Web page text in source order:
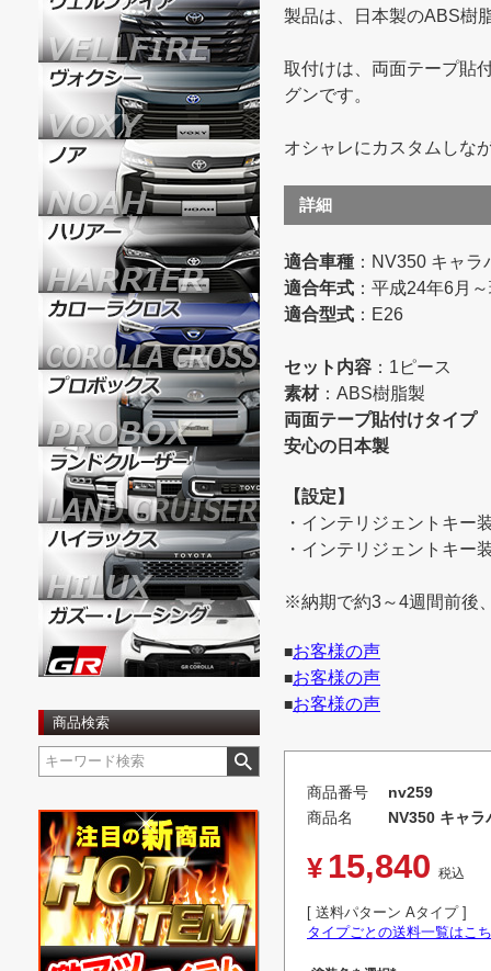
商品検索
製品は、日本製のABS樹
取付けは、両面テープ貼
グンです。
オシャレにカスタムしな
詳細
適合車種 ：NV350 キャ
適合年式 ：平成24年6月
適合型式 ：E26
セット内容 ：1ピース
素材：ABS樹脂製
両面テープ貼付けタイプ
安心の日本製
【設定】
・インテリジェントキー
・インテリジェントキー
※納期で約3～4週間前後
■お客様の声
■お客様の声
■お客様の声
商品番号
nv259
商品名
NV350 キャ
¥ 15,840 税込
送料パターン Aタイプ
タイプごとの送料一覧はこ